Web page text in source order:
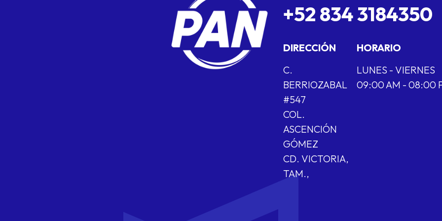
+52 834 3184350
DIRECCIÓN
C.
BERRIOZABAL
#547
COL.
ASCENCIÓN
GÓMEZ
CD. VICTORIA,
TAM.,
HORARIO
LUNES - VIERNES
09:00 AM - 08:00